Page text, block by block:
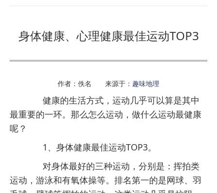
身体健康、心理健康最佳运动TOP3
作者：佚名 来源于： 趣味地理
健康的生活方式，运动几乎可以算是其中
最重要的一环。那么怎么运动，做什么运动最健康
呢？
1、身体健康最佳运动TOP3。
对身体最好的三种运动，分别是：挥拍类
运动，游泳和有氧体操等。排名第一的是网球、羽